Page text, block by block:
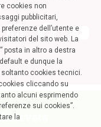
cookies non
pubblicitari,
dell’utente e
del sito web. La
posta in altro a destra
e dunque la
cookies tecnici.
cliccando su
alcuni esprimendo
sui cookies”.
la